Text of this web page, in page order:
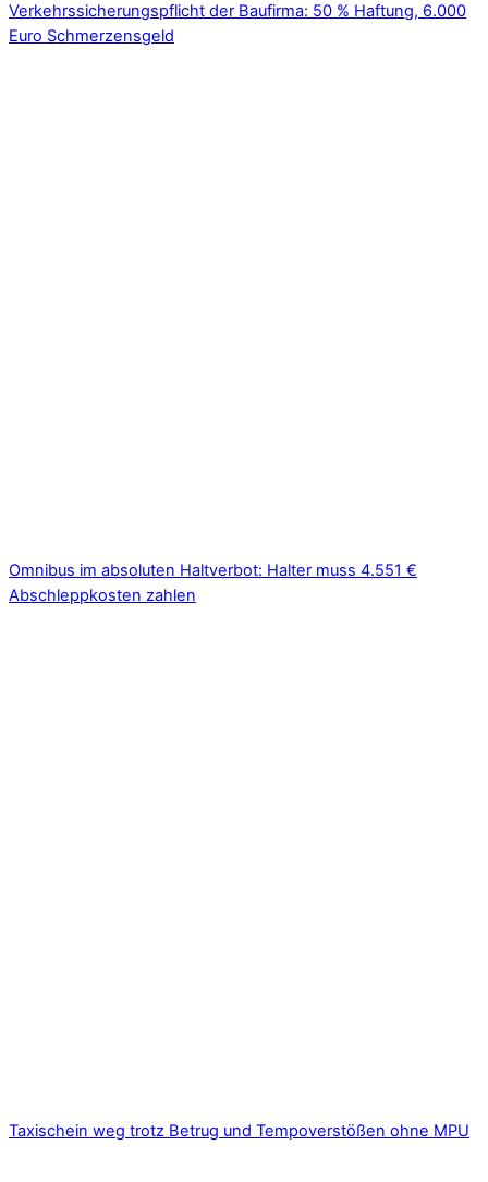
Verkehrssicherungspflicht der Baufirma: 50 % Haftung, 6.000
Euro Schmerzensgeld
Omnibus im absoluten Haltverbot: Halter muss 4.551 €
Abschleppkosten zahlen
Taxischein weg trotz Betrug und Tempoverstößen ohne MPU